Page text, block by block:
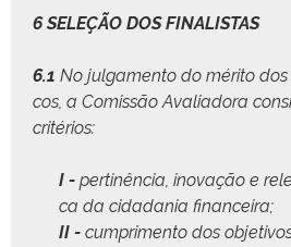
6 SELEÇÃO DOS FINALISTAS
6.1 No jul­ga­men­to do méri­to
cos, a Comis­são Avali­ado­ra
critérios:
I - per­t­inên­cia, ino­vação e
ca da cidada­nia financeira;
II - cumpri­men­to dos